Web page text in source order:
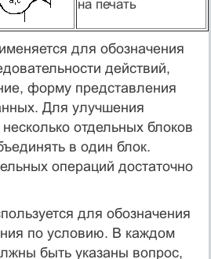
на печать
для обозначения
действий,
форму представления
Для улучшения
отдельных блоков
в один блок.
операций достаточно
для обозначения
по условию. В каждом
быть указаны вопрос,